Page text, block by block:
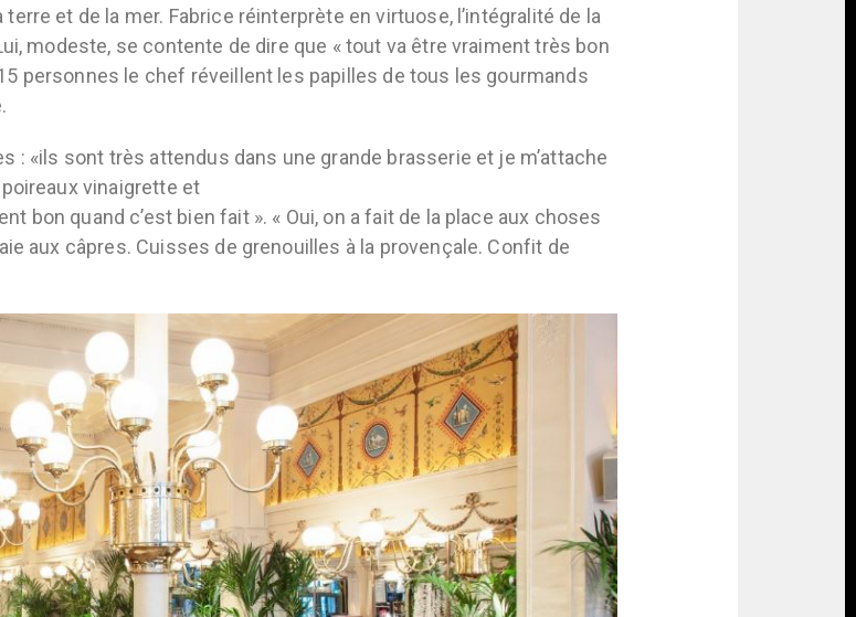
et de la mer. Fabrice réinterprète en virtuose, l’intégralité de la
modeste, se contente de dire que « tout va être vraiment très bon
personnes le chef réveillent les papilles de tous les gourmands
: «ils sont très attendus dans une grande brasserie et je m’attache
vinaigrette et
bon quand c’est bien fait ». « Oui, on a fait de la place aux choses
aux câpres. Cuisses de grenouilles à la provençale. Confit de